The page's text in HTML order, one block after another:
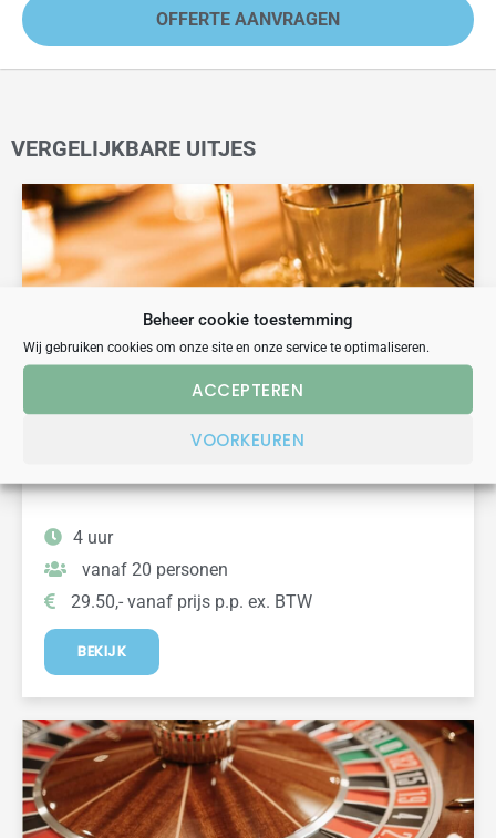
Beheer cookie toestemming
Wij gebruiken cookies om onze site en onze service te optimaliseren.
ACCEPTEREN
VOORKEUREN
OFFERTE AANVRAGEN
VERGELIJKBARE UITJES
4 uur
vanaf 20 personen
29.50,- vanaf prijs p.p. ex. BTW
BEKIJK